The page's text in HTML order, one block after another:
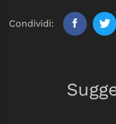
Condividi: